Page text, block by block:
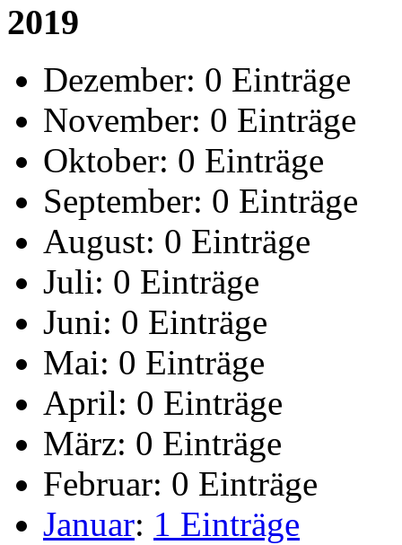
2019
Dezember: 0 Einträge
November: 0 Einträge
Oktober: 0 Einträge
September: 0 Einträge
August: 0 Einträge
Juli: 0 Einträge
Juni: 0 Einträge
Mai: 0 Einträge
April: 0 Einträge
März: 0 Einträge
Februar: 0 Einträge
Januar: 1 Einträge